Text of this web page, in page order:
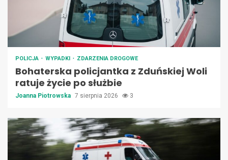
POLICJA WYPADKI ZDARZENIA DROGOWE
Bohaterska policjantka z Zduńskiej Woli
ratuje życie po służbie
Joanna Piotrowska 7 sierpnia 2026 3